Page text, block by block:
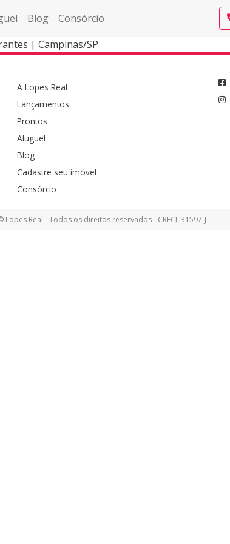
Blog Consórcio
| Campinas/SP
A Lopes Real
Lançamentos
Prontos
Aluguel
Blog
Cadastre seu imóvel
Consórcio
Lopes Real - Todos os direitos reservados - CRECI: 31597-J